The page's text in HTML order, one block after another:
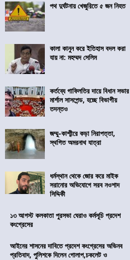
পথ দুর্ঘটনায় খেজুরিতে ৫ জন নিহত
কালা কানুন করে ইতিহাস বদল করা
যায় না: মহম্মদ সেলিম
কর্তব্যে গাফিলতির দায়ে বিধান সভার
মার্শাল সাসপেন্ড, হচ্ছে বিভাগীয়
তদন্তও
জম্মু-কাশ্মীরে কড়া নিরাপত্তা,
স্থগিত অমরনাথ যাত্রা
ধর্মস্থান থেকে জোর করে মাইক
সরানোর অভিযোগে সরব নওশাদ
সিদ্দিকী
১৩ আগস্ট কলকাতা পুরসভা ঘেরাও কর্মসূচি প্রদেশ
কংগ্রেসের
আইনের শাসনের দাবিতে প্রদেশ কংগ্রেসের অভিনব
প্রতিবাদ, পুলিশকে দিলেন গোলাপ,চকলেট ও